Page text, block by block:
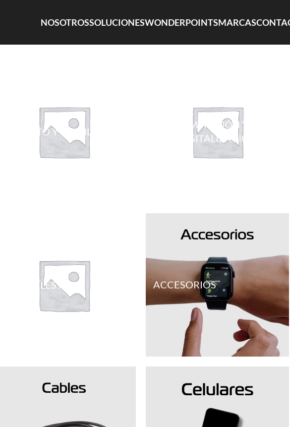
NOSOTROSSOLUCIONESWONDERPOINTSMARCAS
COMPUTO Y MOVILIDAD
IMPRESIÓN Y
DIGITALIZACIÓN
PORTATILES AMD ACCESORIOS